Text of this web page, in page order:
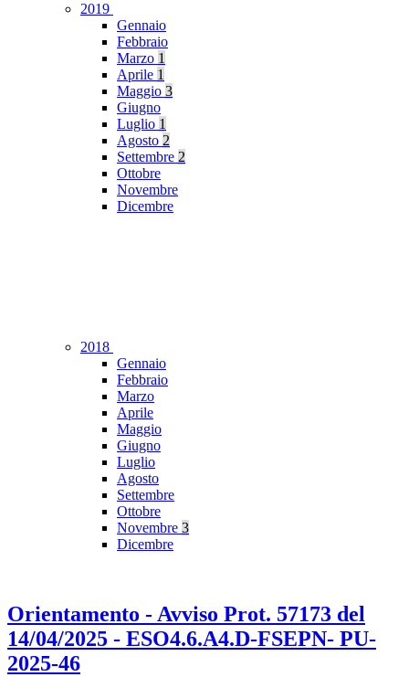
2019
Gennaio
Febbraio
Marzo 1
Aprile 1
Maggio 3
Giugno
Luglio 1
Agosto 2
Settembre 2
Ottobre
Novembre
Dicembre
2018
Gennaio
Febbraio
Marzo
Aprile
Maggio
Giugno
Luglio
Agosto
Settembre
Ottobre
Novembre 3
Dicembre
Orientamento - Avviso Prot. 57173 del
14/04/2025 - ESO4.6.A4.D-FSEPN- PU-
2025-46